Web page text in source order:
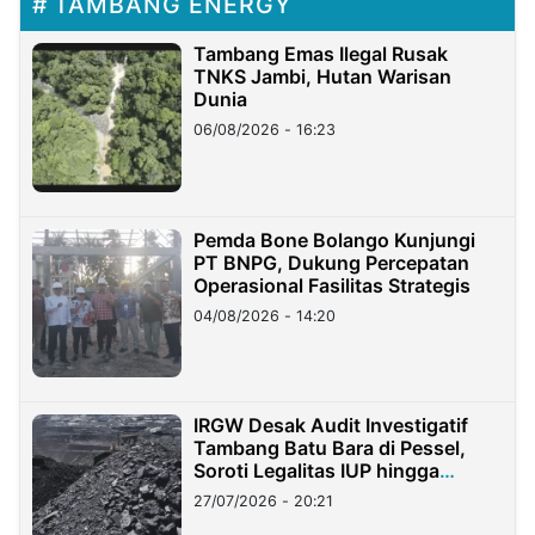
Tambang Emas Ilegal Rusak
TNKS Jambi, Hutan Warisan
Dunia
06/08/2026 - 16:23
Pemda Bone Bolango Kunjungi
PT BNPG, Dukung Percepatan
Operasional Fasilitas Strategis
04/08/2026 - 14:20
IRGW Desak Audit Investigatif
Tambang Batu Bara di Pessel,
Soroti Legalitas IUP hingga
Stockpile
27/07/2026 - 20:21